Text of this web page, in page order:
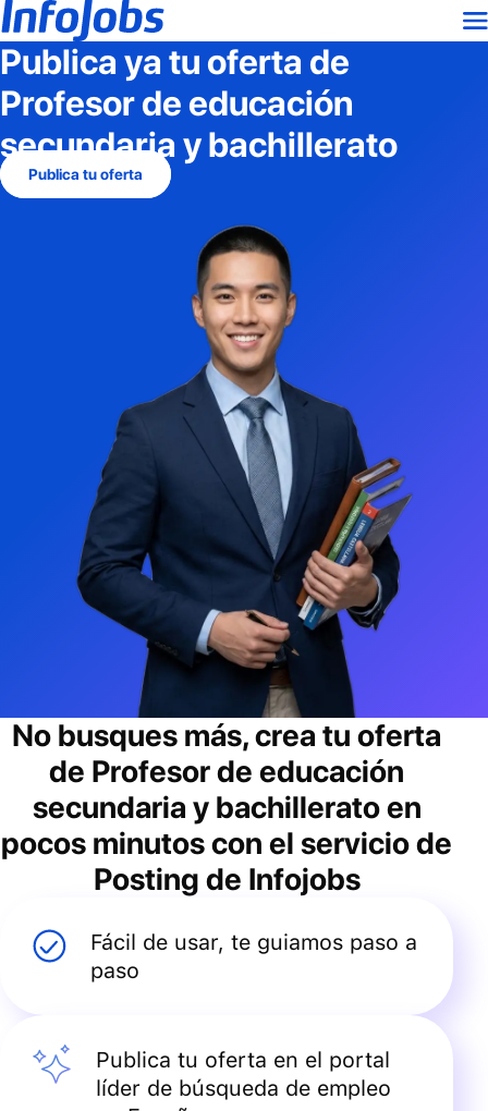
Publica ya tu oferta de
Profesor de educación
secundaria y bachillerato
Publica tu oferta
No busques más, crea tu oferta
de Profesor de educación
secundaria y bachilleratoen
pocos minutos con el servicio de
Posting de Infojobs
Fácil de usar, te guiamos paso a
paso
Publica tu oferta en el portal
líder de búsqueda de empleo